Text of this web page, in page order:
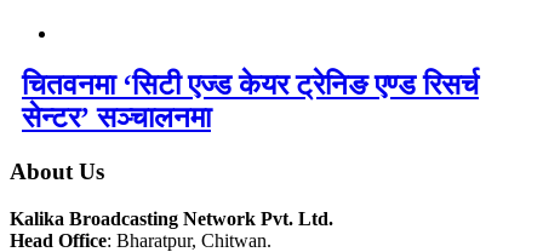
चितवनमा ‘सिटी एज्ड केयर ट्रेनिङ एण्ड रिसर्च
सेन्टर’ सञ्चालनमा
About Us
Kalika Broadcasting Network Pvt. Ltd.
Head Office: Bharatpur, Chitwan.